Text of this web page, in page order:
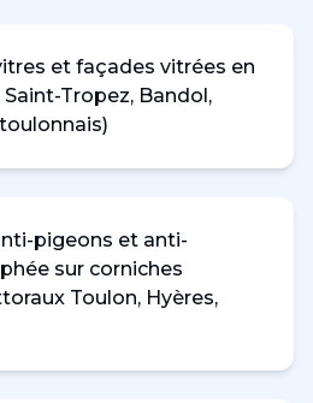
et façades vitrées en
Tropez, Bandol,
pigeons et anti-
sur corniches
Toulon, Hyères,